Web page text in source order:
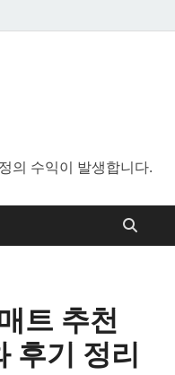
의 수익이 발생합니다.
트 추천
후기 정리